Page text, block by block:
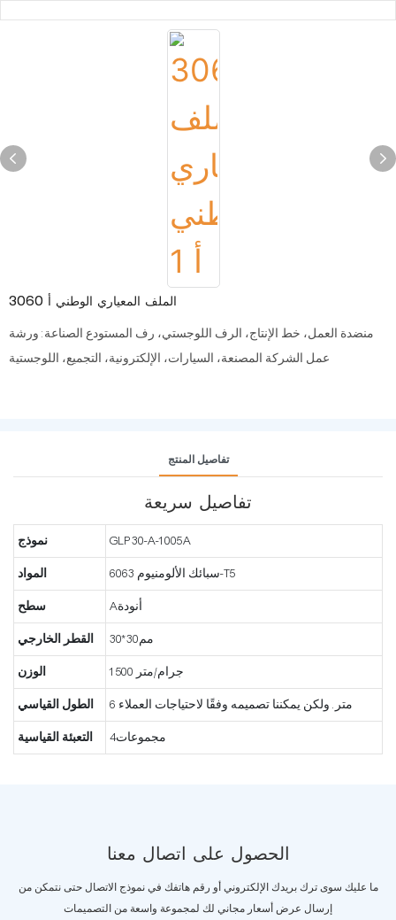
3060 الملف المعياري الوطني أ
منضدة العمل، خط الإنتاج، الرف اللوجستي، رف المستودع الصناعة: ورشة
عمل الشركة المصنعة، السيارات، الإلكترونية، التجميع، اللوجستية
تفاصيل المنتج
تفاصيل سريعة
نموذج GLP30-A-1005A
المواد سبائك الألومنيوم 6063-T5
سطح Aأنودة
القطر الخارجي مم30*30
الوزن 1500 جرام/متر
الطول القياسي 6 متر. ولكن يمكننا تصميمه وفقًا لاحتياجات العملاء
التعبئة القياسية مجموعات4
الحصول على اتصال معنا
ما عليك سوى ترك بريدك الإلكتروني أو رقم هاتفك في نموذج الاتصال حتى نتمكن من
إرسال عرض أسعار مجاني لك لمجموعة واسعة من التصميمات